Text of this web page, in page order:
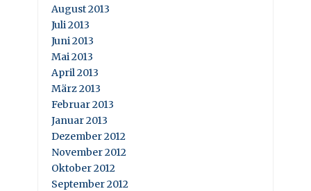
August 2013
Juli 2013
Juni 2013
Mai 2013
April 2013
März 2013
Februar 2013
Januar 2013
Dezember 2012
November 2012
Oktober 2012
September 2012